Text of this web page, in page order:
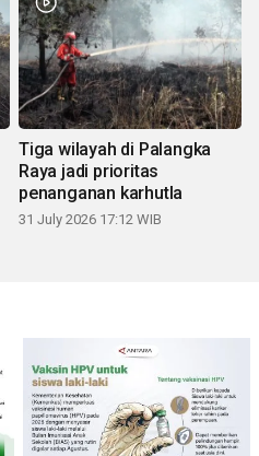
Tiga wilayah di Palangka
Raya jadi prioritas
penanganan karhutla
31 July 2026 17:12 WIB